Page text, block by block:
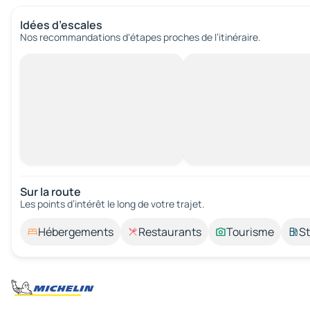
Idées d’escales
Nos recommandations d'étapes proches de l’itinéraire.
Sur la route
Les points d’intérêt le long de votre trajet.
Hébergements Restaurants Tourisme